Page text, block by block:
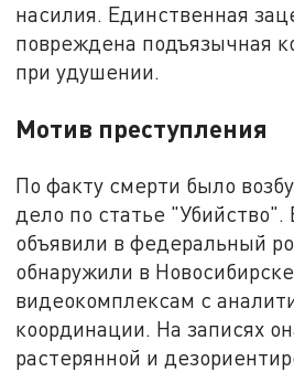
насилия. Единственная
повреждена подъязычная
при удушении.
Мотив преступления
По факту смерти было
дело по статье "Убийство".
объявили в федеральный
обнаружили в
видеокомплексам с
координации. На записях
растерянной и